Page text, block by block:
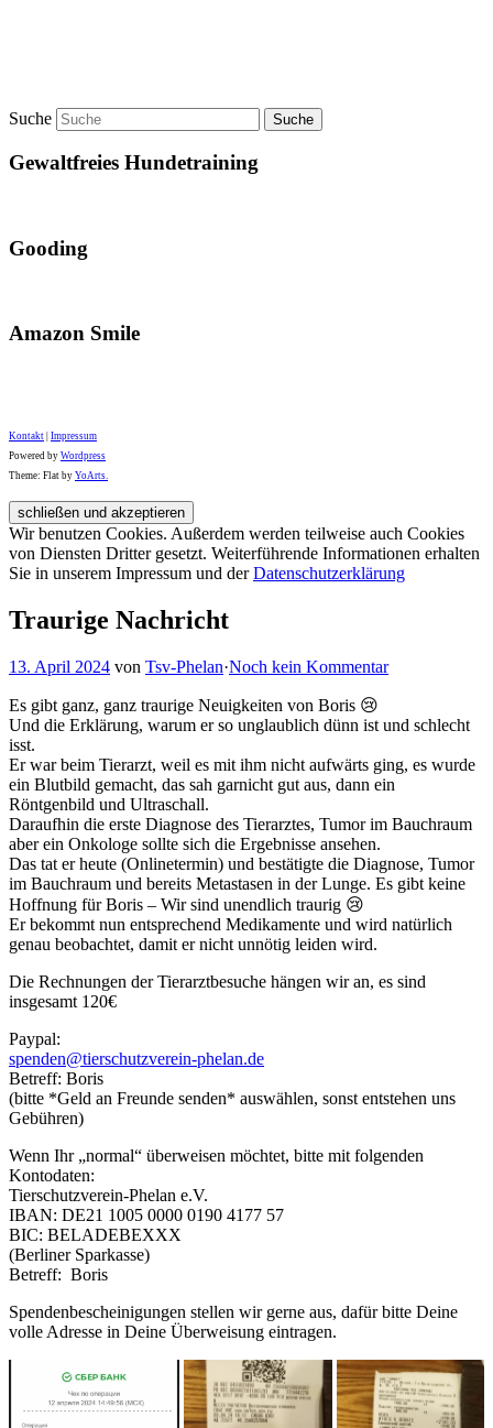
Suche
Gewaltfreies Hundetraining
Gooding
Amazon Smile
Kontakt Impressum
Powered by Wordpress
Theme: Flat by YoArts.
Wir benutzen Cookies. Außerdem werden teilweise auch Cookies
von Diensten Dritter gesetzt. Weiterführende Informationen erhalten
Sie in unserem Impressum und derDatenschutzerklärung
Traurige Nachricht
13. April 2024 von Tsv-Phelan·Noch kein Kommentar
Es gibt ganz, ganz traurige Neuigkeiten von Boris 😢
Und die Erklärung, warum er so unglaublich dünn ist und schlecht
isst.
Er war beim Tierarzt, weil es mit ihm nicht aufwärts ging, es wurde
ein Blutbild gemacht, das sah garnicht gut aus, dann ein
Röntgenbild und Ultraschall.
Daraufhin die erste Diagnose des Tierarztes, Tumor im Bauchraum
aber ein Onkologe sollte sich die Ergebnisse ansehen.
Das tat er heute (Onlinetermin) und bestätigte die Diagnose, Tumor
im Bauchraum und bereits Metastasen in der Lunge. Es gibt keine
Hoffnung für Boris – Wir sind unendlich traurig 😢
Er bekommt nun entsprechend Medikamente und wird natürlich
genau beobachtet, damit er nicht unnötig leiden wird.
Die Rechnungen der Tierarztbesuche hängen wir an, es sind
insgesamt 120€
Paypal:
spenden@tierschutzverein-phelan.de
Betreff: Boris
(bitte *Geld an Freunde senden* auswählen, sonst entstehen uns
Gebühren)
Wenn Ihr „normal“ überweisen möchtet, bitte mit folgenden
Kontodaten:
Tierschutzverein­-Phelan e.V.
IBAN: DE21 1005 0000 0190 4177 57
BIC: BELADEBEXXX
(Berliner Sparkasse)
Betreff: Boris
Spendenbescheinigungen stellen wir gerne aus, dafür bitte Deine
volle Adresse in Deine Überweisung eintragen.